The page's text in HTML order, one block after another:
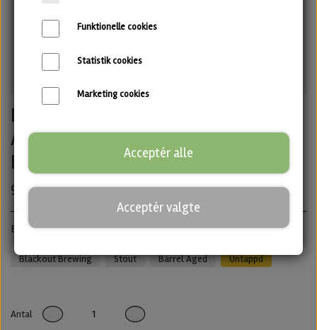
Deluxe Blend Anti-Cake - Barrel
Aged Imperal Stout fra Blackout
Brewing
99,00 kr.
Barrel Aged Imperial Stout · ABV: 12% · Flaske: 33 cl.
Blackout Brewing Stout Barrel Aged Untappd
Antal
Funktionelle cookies
Statistik cookies
Marketing cookies
Acceptér alle
Acceptér valgte